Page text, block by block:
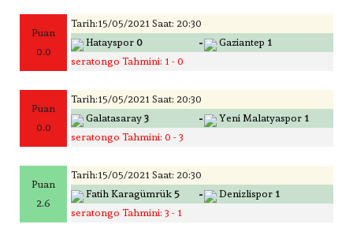
Puan
0.0
Tarih:15/05/2021 Saat: 20:30
Hatayspor 0 - Gaziantep 1
seratongo Tahmini: 1 - 0
Puan
0.0
Tarih:15/05/2021 Saat: 20:30
Galatasaray 3 - Yeni Malatyaspor 1
seratongo Tahmini: 0 - 3
Puan
2.6
Tarih:15/05/2021 Saat: 20:30
Fatih Karagümrük 5 - Denizlispor 1
seratongo Tahmini: 3 - 1